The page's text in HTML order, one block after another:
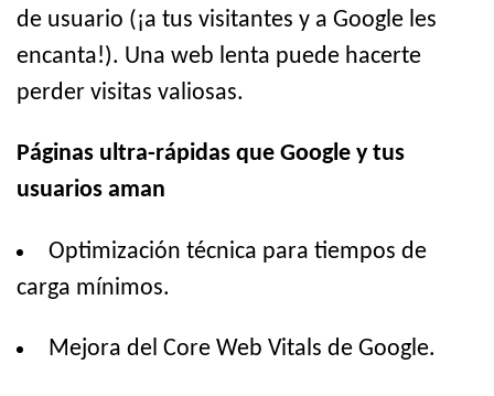
de usuario (¡a tus visitantes y a Google les
encanta!). Una web lenta puede hacerte
perder visitas valiosas.
Páginas ultra-rápidas que Google y tus
usuarios aman
Optimización técnica para tiempos de
carga mínimos.
Mejora del Core Web Vitals de Google.